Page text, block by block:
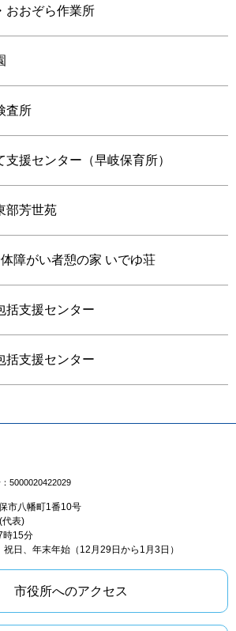
おおぞら作業所
査所
援センター（早岐保育所）
部芳世苑
障がい者憩の家 いでゆ荘
括支援センター
括支援センター
5000020422029
市八幡町1番10号
代表)
時15分
日、年末年始（12月29日から1月3日）
市役所へのアクセス